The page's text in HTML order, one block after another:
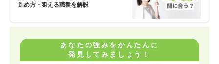
進め方・狙える職種を解説
あなたの強みをかんたんに
発見してみましょう！